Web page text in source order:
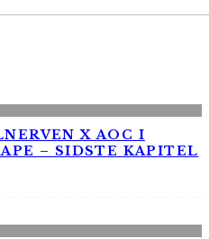
X AOC I
– SIDSTE KAPITEL